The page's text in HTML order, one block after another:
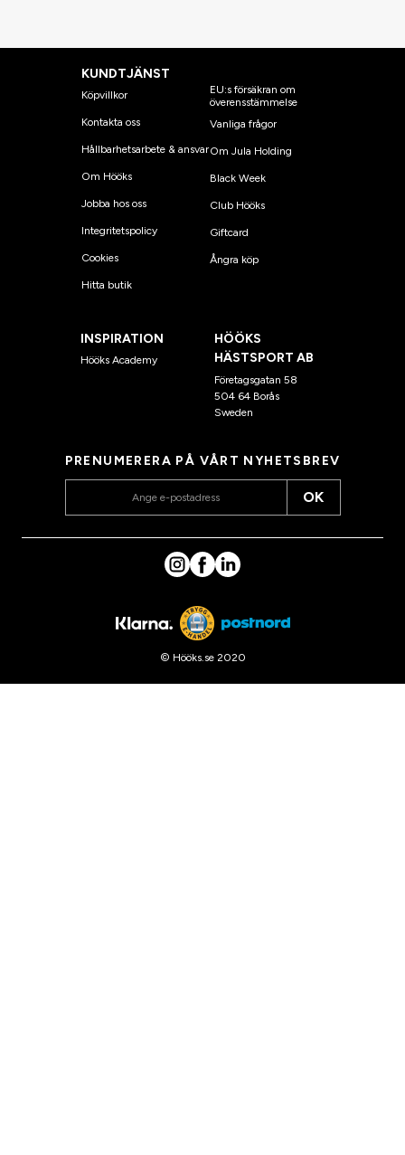
KUNDTJÄNST
Köpvillkor
Kontakta oss
Hållbarhetsarbete & ansvar
Om Hööks
Jobba hos oss
Integritetspolicy
Cookies
Hitta butik
EU:s försäkran om
överensstämmelse
Vanliga frågor
Om Jula Holding
Black Week
Club Hööks
Giftcard
Ångra köp
INSPIRATION
Hööks Academy
HÖÖKS
HÄSTSPORT AB
Företagsgatan 58
504 64 Borås
Sweden
PRENUMERERA PÅ VÅRT NYHETSBREV
OK
© Hööks.se 2020